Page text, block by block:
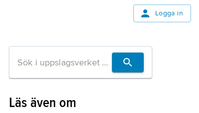
Logga in
Läs även om